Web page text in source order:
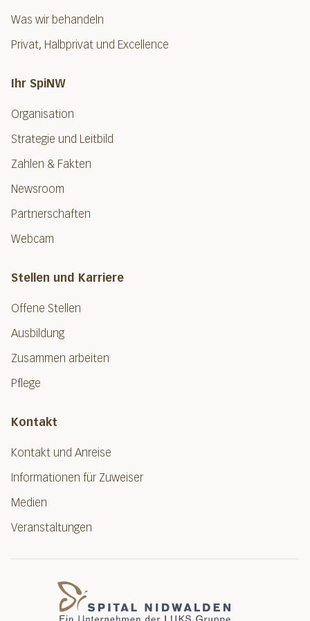
Was wir behandeln
Privat, Halbprivat und Excellence
Ihr SpiNW
Organisation
Strategie und Leitbild
Zahlen & Fakten
Newsroom
Partnerschaften
Webcam
Stellen und Karriere
Offene Stellen
Ausbildung
Zusammen arbeiten
Pflege
Kontakt
Kontakt und Anreise
Informationen für Zuweiser
Medien
Veranstaltungen